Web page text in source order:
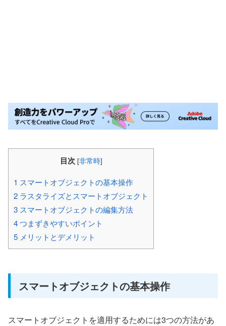
目次 [非常時]
1 スマートオブジェクトの基本操作
2 ラスタライズとスマートオブジェクト
3 スマートオブジェクトの編集方法
4つまずきやすいポイント
5 メリットとデメリット
スマートオブジェクトの基本操作
スマートオブジェクトを適用するためには3つの方法があ